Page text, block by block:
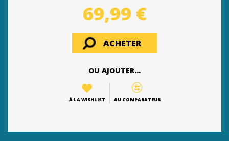
69,99 €
ACHETER
OU AJOUTER...
À LA WISHLIST AU COMPARATEUR